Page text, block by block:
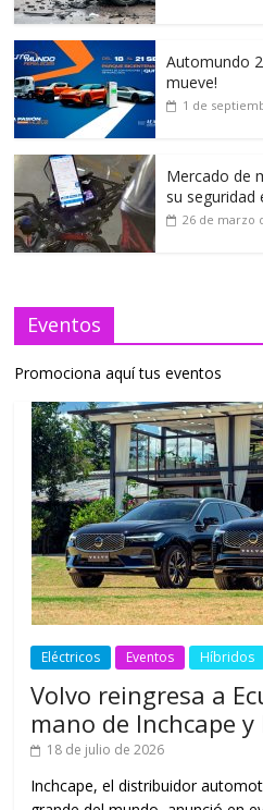
Automundo
mueve!
1 de
Mercado de
su seguridad
26 de marzo
Eventos
Promociona aquí tus eventos
Eléctricos Eventos Híbridos
Volvo reingresa a
mano de Inchcape y
18 de julio de 2026
Inchcape, el distribuidor